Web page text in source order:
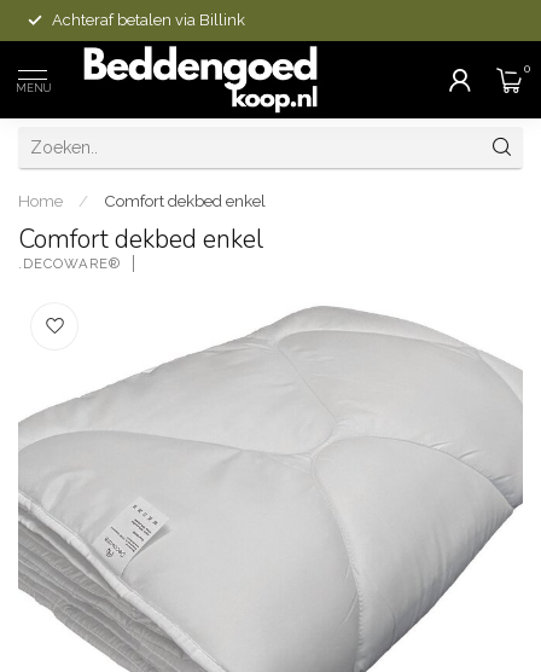
Achteraf betalen via Billink
MENU
0
Home / Comfort dekbed enkel
Comfort dekbed enkel
.DECOWARE®